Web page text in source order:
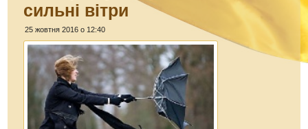
сильні вітри
25 жовтня 2016 о 12:40